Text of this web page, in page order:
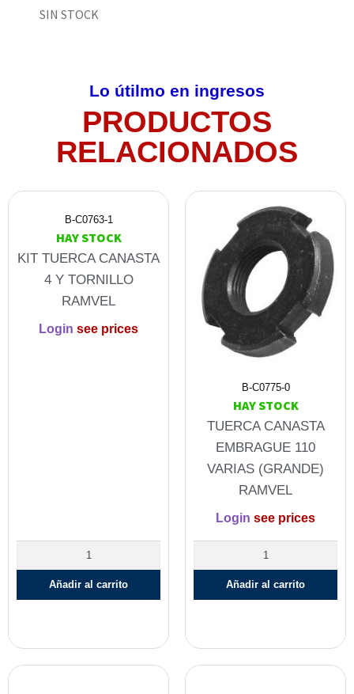
SIN STOCK
Lo útilmo en ingresos
PRODUCTOS
RELACIONADOS
B-C0763-1
HAY STOCK
KIT TUERCA CANASTA
4 Y TORNILLO
RAMVEL
Login see prices
Añadir al carrito
B-C0775-0
HAY STOCK
TUERCA CANASTA
EMBRAGUE 110
VARIAS (GRANDE)
RAMVEL
Login see prices
Añadir al carrito